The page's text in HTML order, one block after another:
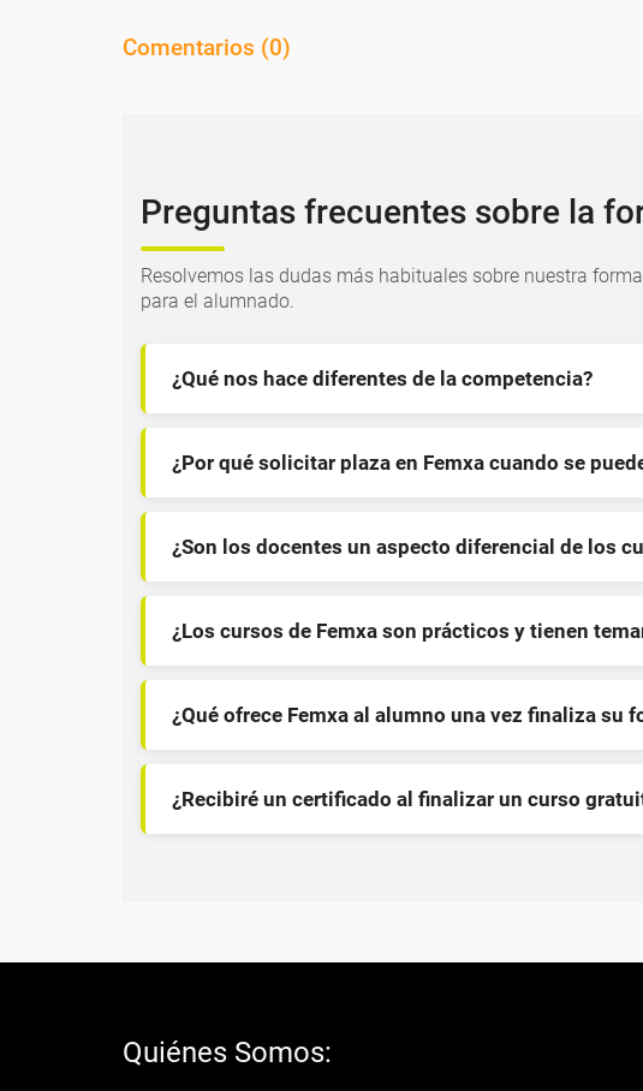
Comentarios (0)
Preguntas frecuentes sobre la
Resolvemos las dudas más habituales sobre nuestra
para el alumnado.
¿Qué nos hace diferentes de la competencia?
¿Por qué solicitar plaza en Femxa cuando se
¿Son los docentes un aspecto diferencial de los
¿Los cursos de Femxa son prácticos y tienen
¿Qué ofrece Femxa al alumno una vez finaliza su
¿Recibiré un certificado al finalizar un curso
Quiénes Somos: